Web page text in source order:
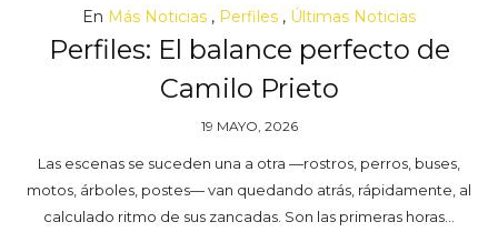
En Más Noticias , Perfiles , Últimas Noticias
Perfiles: El balance perfecto de
Camilo Prieto
19 MAYO, 2026
Las escenas se suceden una a otra —rostros, perros, buses,
motos, árboles, postes— van quedando atrás, rápidamente, al
calculado ritmo de sus zancadas. Son las primeras horas…